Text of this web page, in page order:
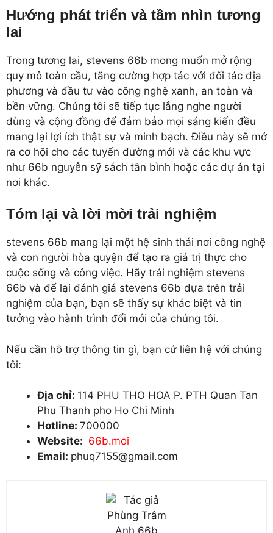
Hướng phát triển và tầm nhìn tương
lai
Trong tương lai, stevens 66b mong muốn mở rộng
quy mô toàn cầu, tăng cường hợp tác với đối tác địa
phương và đầu tư vào công nghệ xanh, an toàn và
bền vững. Chúng tôi sẽ tiếp tục lắng nghe người
dùng và cộng đồng để đảm bảo mọi sáng kiến đều
mang lại lợi ích thật sự và minh bạch. Điều này sẽ mở
ra cơ hội cho các tuyến đường mới và các khu vực
như 66b nguyễn sỹ sách tân bình hoặc các dự án tại
nơi khác.
Tóm lại và lời mời trải nghiệm
stevens 66b mang lại một hệ sinh thái nơi công nghệ
và con người hòa quyện để tạo ra giá trị thực cho
cuộc sống và công việc. Hãy trải nghiệm stevens
66b và để lại đánh giá stevens 66b dựa trên trải
nghiệm của bạn, bạn sẽ thấy sự khác biệt và tin
tưởng vào hành trình đổi mới của chúng tôi.
Nếu cần hỗ trợ thông tin gì, bạn cứ liên hệ với chúng
tôi:
Địa chỉ: 114 PHU THO HOA P. PTH Quan Tan
Phu Thanh pho Ho Chi Minh
Hotline: 700000
Website: 66b.moi
Email: phuq7155@gmail.com